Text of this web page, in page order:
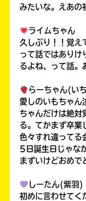
みたいな。えあの
ライムちゃん
久しぶり！！覚え
って話ではありけ
るよね、って話。
らーちゃん(い
愛しのいもちゃん
ちゃんだけは絶対
る。てかまず卒業
色々すれ違ってる
5日誕生日じゃな
まずいけどおめで
しーたん(紫羽)
初めに言わせてく